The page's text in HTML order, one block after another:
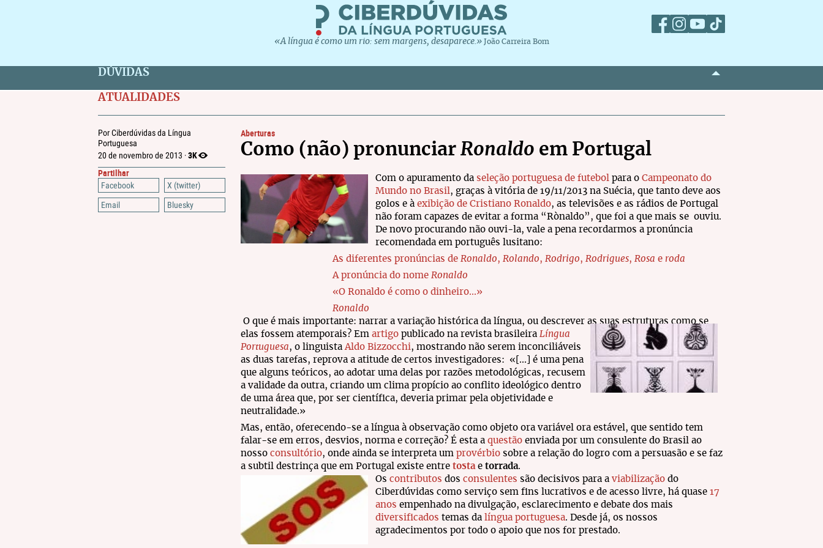
«A língua é como um rio: sem margens, desaparece.» João Carreira Bom
DÚVIDAS
ATUALIDADES
Por Ciberdúvidas da Língua
Portuguesa
20 de novembro de 2013 ·3K
Partilhar
Facebook
X (twitter)
Email
Bluesky
Aberturas
Como (não) pronunciar Ronaldo em Portugal
Com o apuramento da seleção portuguesa de futebol para o Campeonato do
Mundo no Brasil, graças à vitória de 19/11/2013 na Suécia, que tanto deve aos
golos e à exibição de Cristiano Ronaldo, as televisões e as rádios de Portugal
não foram capazes de evitar a forma “Rònaldo”, que foi a que mais se ouviu.
De novo procurando não ouvi-la, vale a pena recordarmos a pronúncia
recomendada em português lusitano:
As diferentes pronúncias de Ronaldo, Rolando, Rodrigo, Rodrigues, Rosa e roda
A pronúncia do nome Ronaldo
«O Ronaldo é como o dinheiro...»
Ronaldo
O que é mais importante: narrar a variação histórica da língua, ou descrever as suas estruturas como se
elas fossem atemporais? Em artigo publicado na revista brasileira Língua
Portuguesa, o linguistaAldo Bizzocchi, mostrando não serem inconciliáveis
as duas tarefas, reprova a atitude de certos investigadores: «[...] é uma pena
que alguns teóricos, ao adotar uma delas por razões metodológicas, recusem
a validade da outra, criando um clima propício ao conflito ideológico dentro
de uma área que, por ser científica, deveria primar pela objetividade e
neutralidade.»
Mas, então, oferecendo-se a língua à observação como objeto ora variável ora estável, que sentido tem
falar-se em erros, desvios, norma e correção? É esta a questão enviada por um consulente do Brasil ao
nosso consultório, onde ainda se interpreta um provérbio sobre a relação do logro com a persuasão e se faz
a subtil destrinça que em Portugal existe entre tostae torrada.
Os contributos dos consulentes são decisivos para a viabilização do
Ciberdúvidas como serviço sem fins lucrativos e de acesso livre, há quase 17
anos empenhado na divulgação, esclarecimento e debate dos mais
diversificados temas da língua portuguesa. Desde já, os nossos
agradecimentos por todo o apoio que nos for prestado.